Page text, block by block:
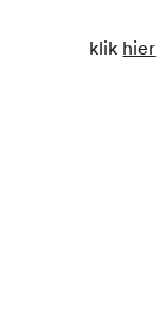
klik hier